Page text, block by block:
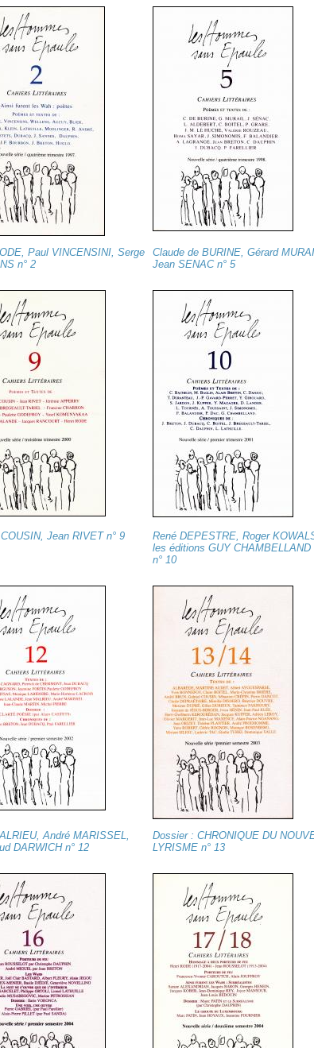
Paul VINCENSINI, Serge
n° 2
Claude de BURINE, Gérard
Jean SENAC n° 5
Jean RIVET n° 9
René DEPESTRE, Roger
les éditions GUY CHAMBELLAND
n° 10
André MARISSEL,
DARWICH n° 12
Dossier : CHRONIQUE DU
LYRISME n° 13